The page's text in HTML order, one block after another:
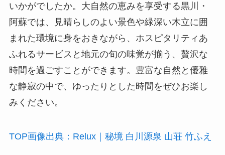
いかがでしたか。大自然の恵みを享受する黒川・
阿蘇では、見晴らしのよい景色や緑深い木立に囲
まれた環境に身をおきながら、ホスピタリティあ
ふれるサービスと地元の旬の味覚が揃う、贅沢な
時間を過ごすことができます。豊富な自然と優雅
な静寂の中で、ゆったりとした時間をぜひお楽し
みください。
TOP画像出典：Relux｜秘境 白川源泉 山荘 竹ふえ